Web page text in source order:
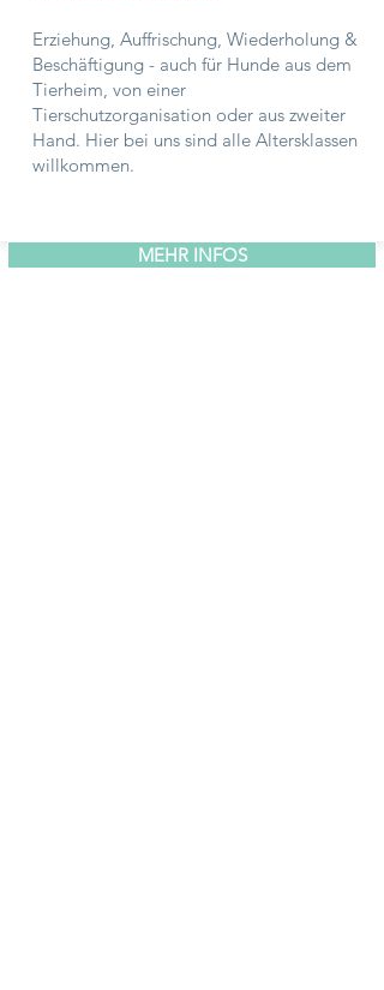
Erziehung, Auffrischung, Wiederholung &
Beschäftigung - auch für Hunde aus dem
Tierheim, von einer
Tierschutzorganisation oder aus zweiter
Hand. Hier bei uns sind alle Altersklassen
willkommen.
MEHR INFOS